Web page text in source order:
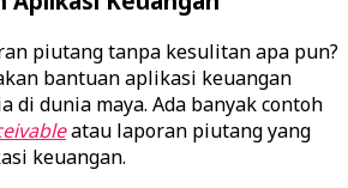
piutang tanpa kesulitan apa pun?
bantuan aplikasi keuangan
di dunia maya. Ada banyak contoh
atau laporan piutang yang
keuangan.